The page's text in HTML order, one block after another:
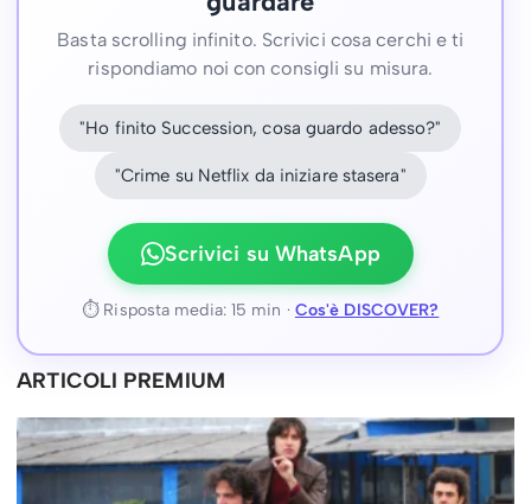
Basta scrolling infinito. Scrivici cosa cerchi e ti
rispondiamo noi con consigli su misura.
"Ho finito Succession, cosa guardo adesso?"
"Crime su Netflix da iniziare stasera"
Scrivici su WhatsApp
⏱ Risposta media: 15 min · Cos'è DISCOVER?
ARTICOLI PREMIUM